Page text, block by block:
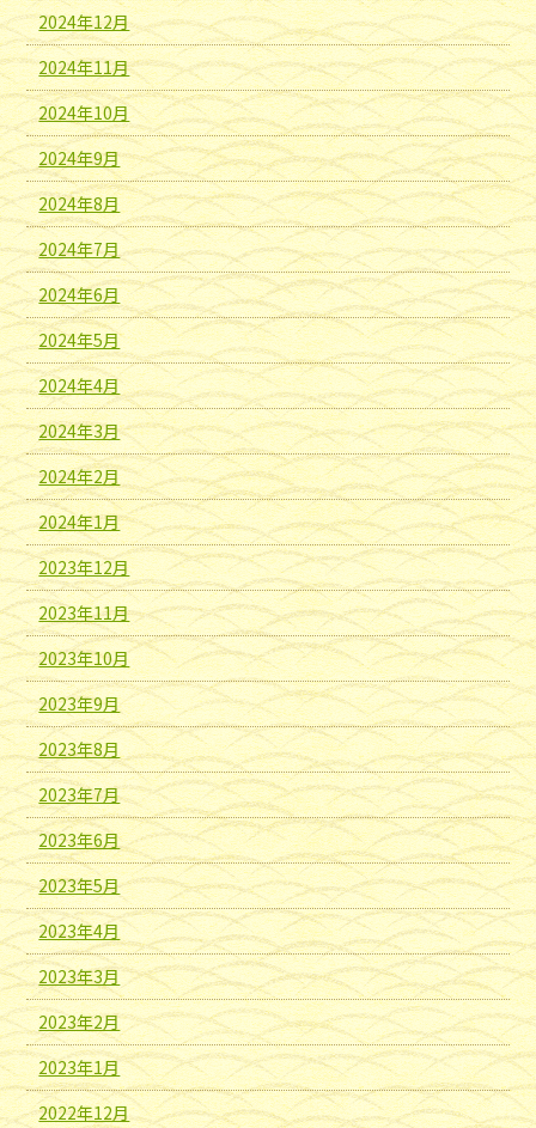
2024年12月
2024年11月
2024年10月
2024年9月
2024年8月
2024年7月
2024年6月
2024年5月
2024年4月
2024年3月
2024年2月
2024年1月
2023年12月
2023年11月
2023年10月
2023年9月
2023年8月
2023年7月
2023年6月
2023年5月
2023年4月
2023年3月
2023年2月
2023年1月
2022年12月